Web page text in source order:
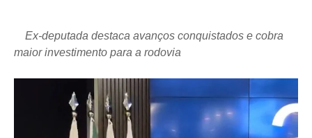
Ex-deputada destaca avanços conquistados e cobra
maior investimento para a rodovia